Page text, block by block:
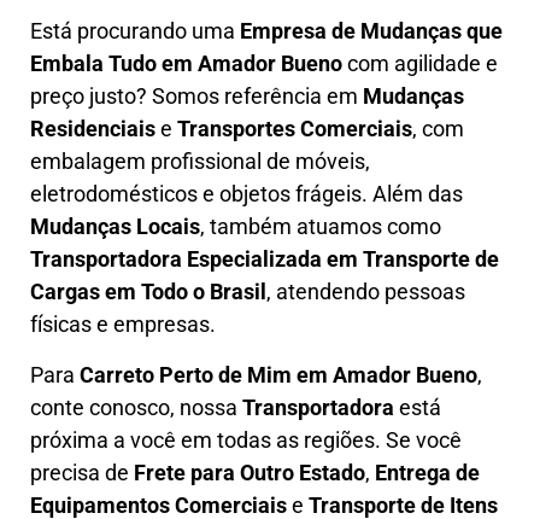
Está procurando uma Empresa de Mudanças que
Embala Tudo em Amador Buenocom agilidade e
preço justo? Somos referência em Mudanças
Residenciaise Transportes Comerciais, com
embalagem profissional de móveis,
eletrodomésticos e objetos frágeis. Além das
Mudanças Locais, também atuamos como
Transportadora Especializada em Transporte de
Cargas em Todo o Brasil , atendendo pessoas
físicas e empresas.
Para Carreto Perto de Mim em Amador Bueno,
conte conosco, nossa Transportadora está
próxima a você em todas as regiões. Se você
precisa de Frete para Outro Estado, Entrega de
Equipamentos Comerciaise Transporte de Itens